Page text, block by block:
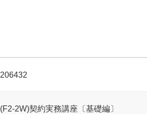
206432
(F2-2W)契約実務講座〔基礎編〕